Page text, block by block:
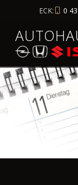
ECK: 0